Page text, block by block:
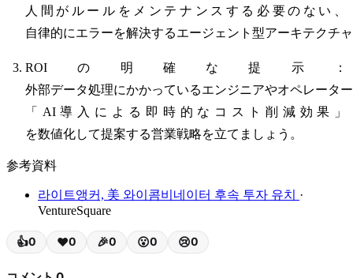
人間がルールをメンテナンスする必要のない、
自律的にエラーを解決するエージェント型アーキテクチ
ROIの明確な提示：
外部データ処理にかかっているエンジニアやオペレータ
「AI導入による即時的なコスト削減効果」
を数値化して提案する営業戦略を立てましょう。
参考資料
라이트앵커, 美 와이콤비네이터 후속 투자 유치 ·
VentureSquare